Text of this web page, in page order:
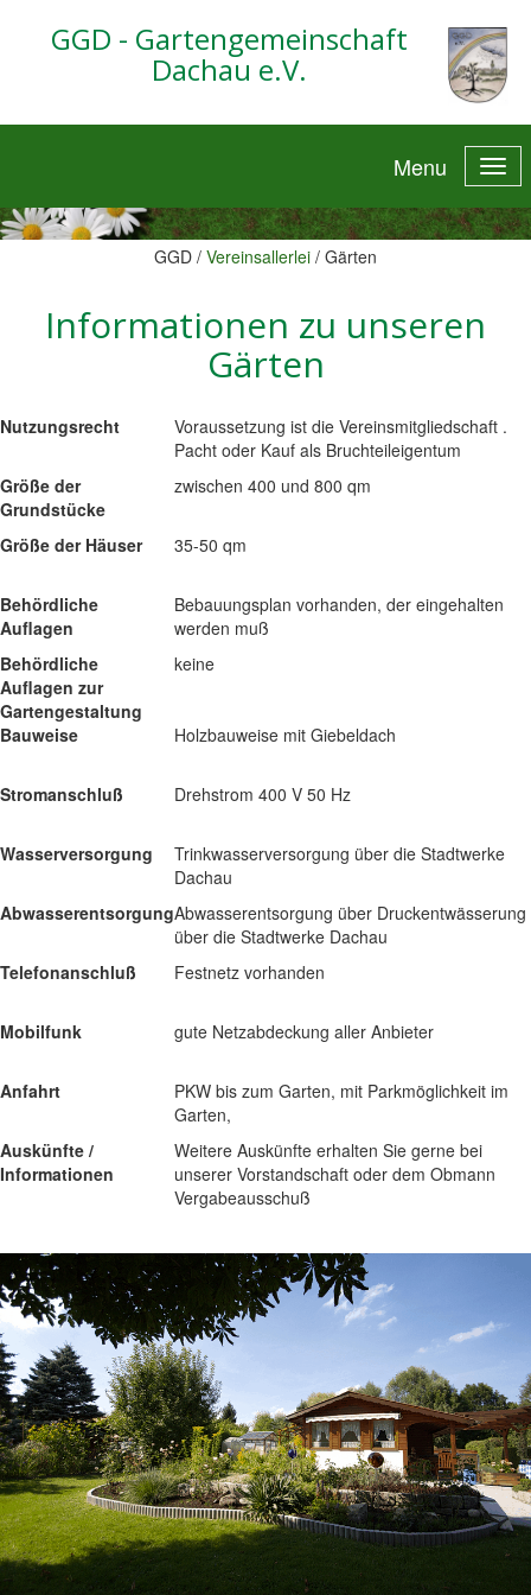
GGD - Gartengemeinschaft
Dachau e.V.
Menu
GGD / Vereinsallerlei / Gärten
Informationen zu unseren
Gärten
Nutzungsrecht
Voraussetzung ist die Vereinsmitgliedschaft .
Pacht oder Kauf als Bruchteileigentum
Größe der
Grundstücke
zwischen 400 und 800 qm
Größe der Häuser 35-50 qm
Behördliche
Auflagen
Bebauungsplan vorhanden, der eingehalten
werden muß
Behördliche
Auflagen zur
Gartengestaltung
keine
Bauweise Holzbauweise mit Giebeldach
Stromanschluß Drehstrom 400 V 50 Hz
Wasserversorgung
Trinkwasserversorgung über die Stadtwerke
Dachau
AbwasserentsorgungAbwasserentsorgung über Druckentwässerung
über die Stadtwerke Dachau
Telefonanschluß
Festnetz vorhanden
Mobilfunk gute Netzabdeckung aller Anbieter
Anfahrt
PKW bis zum Garten, mit Parkmöglichkeit im
Garten,
Auskünfte /
Informationen
Weitere Auskünfte erhalten Sie gerne bei
unserer Vorstandschaft oder dem Obmann
Vergabeausschuß